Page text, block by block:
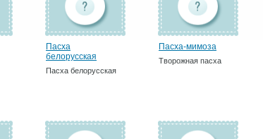
Пасха
белорусская
Пасха белорусская
Пасха-мимоза
Творожная пасха